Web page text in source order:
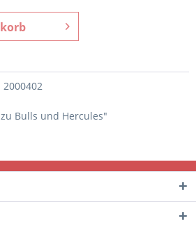
2000402
Bulls und Hercules"